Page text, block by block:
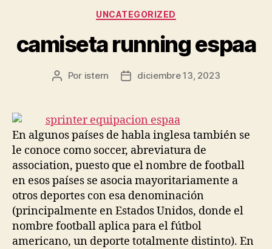
Categorías
UNCATEGORIZED
camiseta running espaa
Autor
entrada
Por istern
Fecha
entrada
diciembre 13, 2023
En algunos países de habla inglesa también se
le conoce como soccer, abreviatura de
association, puesto que el nombre de football
en esos países se asocia mayoritariamente a
otros deportes con esa denominación
(principalmente en Estados Unidos, donde el
nombre football aplica para el fútbol
americano, un deporte totalmente distinto). En